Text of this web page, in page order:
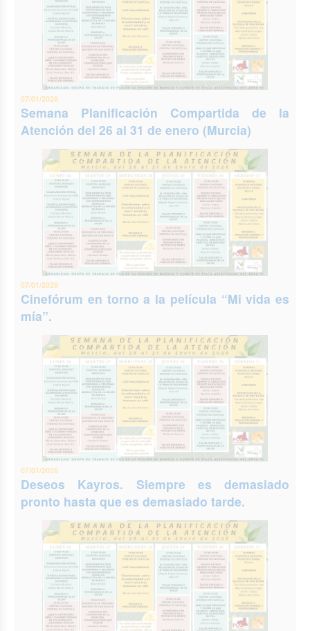
07/01/2026
Semana Planificación Compartida de la
Atención del 26 al 31 de enero (Murcia)
07/01/2026
Cinefórum en torno a la película “Mi vida es
mía”.
07/01/2026
Deseos Kayros. Siempre es demasiado
pronto hasta que es demasiado tarde.